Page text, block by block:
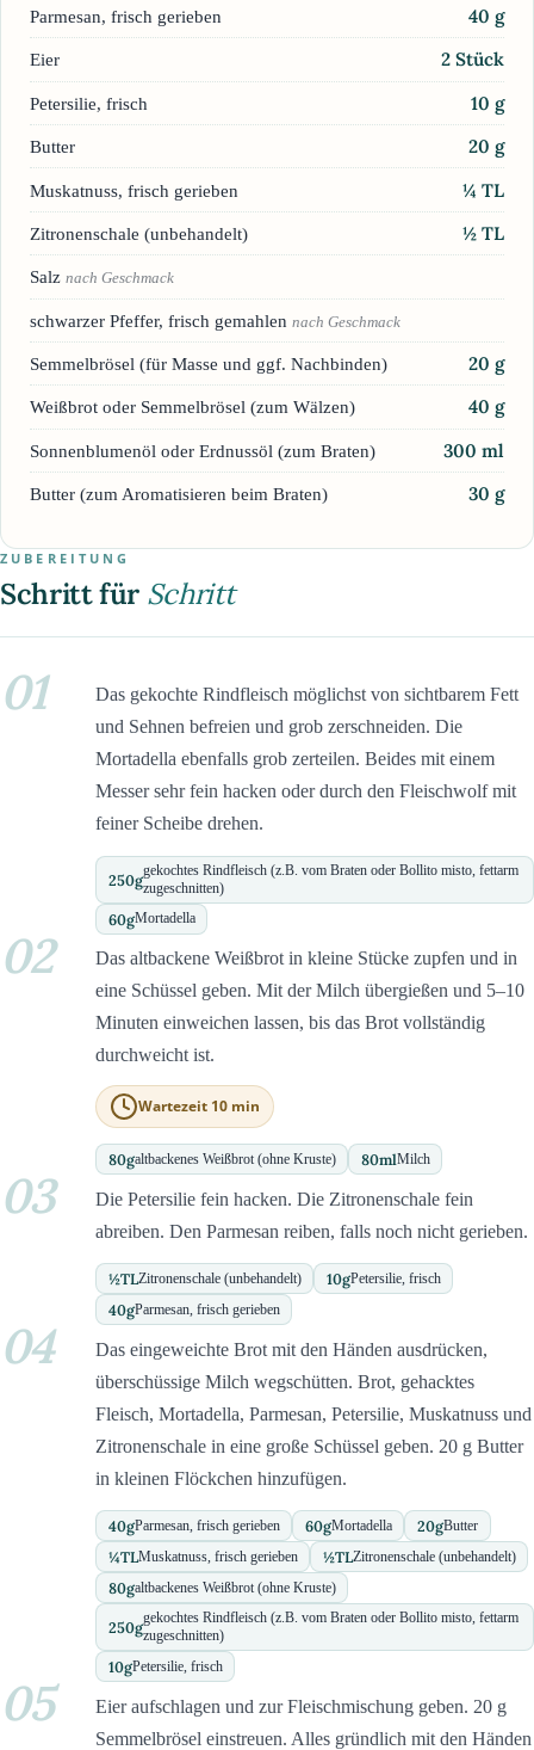
Parmesan, frisch gerieben 40 g
Eier 2 Stück
Petersilie, frisch 10 g
Butter 20 g
Muskatnuss, frisch gerieben ¼ TL
Zitronenschale (unbehandelt) ½ TL
Salz nach Geschmack
schwarzer Pfeffer, frisch gemahlen nach Geschmack
Semmelbrösel (für Masse und ggf. Nachbinden) 20 g
Weißbrot oder Semmelbrösel (zum Wälzen) 40 g
Sonnenblumenöl oder Erdnussöl (zum Braten) 300 ml
Butter (zum Aromatisieren beim Braten) 30 g
ZUBEREITUNG
Schritt für Schritt
01
Das gekochte Rindfleisch möglichst von sichtbarem Fett
und Sehnen befreien und grob zerschneiden. Die
Mortadella ebenfalls grob zerteilen. Beides mit einem
Messer sehr fein hacken oder durch den Fleischwolf mit
feiner Scheibe drehen.
250ggekochtes Rindfleisch (z.B. vom Braten oder Bollito misto, fettarm
zugeschnitten)
60gMortadella
02
Das altbackene Weißbrot in kleine Stücke zupfen und in
eine Schüssel geben. Mit der Milch übergießen und 5–10
Minuten einweichen lassen, bis das Brot vollständig
durchweicht ist.
Wartezeit 10 min
80galtbackenes Weißbrot (ohne Kruste) 80mlMilch
03
Die Petersilie fein hacken. Die Zitronenschale fein
abreiben. Den Parmesan reiben, falls noch nicht gerieben.
½TLZitronenschale (unbehandelt) 10gPetersilie, frisch
40gParmesan, frisch gerieben
04
Das eingeweichte Brot mit den Händen ausdrücken,
überschüssige Milch wegschütten. Brot, gehacktes
Fleisch, Mortadella, Parmesan, Petersilie, Muskatnuss und
Zitronenschale in eine große Schüssel geben. 20 g Butter
in kleinen Flöckchen hinzufügen.
40gParmesan, frisch gerieben 60gMortadella 20gButter
¼TLMuskatnuss, frisch gerieben ½TLZitronenschale (unbehandelt)
80galtbackenes Weißbrot (ohne Kruste)
250ggekochtes Rindfleisch (z.B. vom Braten oder Bollito misto, fettarm
zugeschnitten)
10gPetersilie, frisch
05
Eier aufschlagen und zur Fleischmischung geben. 20 g
Semmelbrösel einstreuen. Alles gründlich mit den Händen